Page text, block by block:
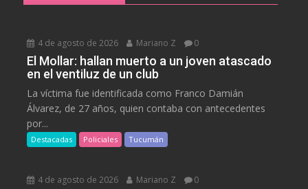
4 de agosto de 2026 Mariano Z 0
El Mollar: hallan muerto a un joven atascado
en el ventiluz de un club
La víctima fue identificada como Franco Damián
Álvarez, de 27 años, quien contaba con antecedentes
por...
Destacadas Policiales Tucumán
4 de agosto de 2026 Mariano Z 0